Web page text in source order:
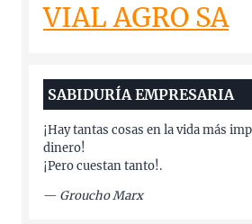
VIAL AGRO SA
SABIDURÍA EMPRESARIA
¡Hay tantas cosas en la vida más
dinero!
¡Pero cuestan tanto!.
— Groucho Marx